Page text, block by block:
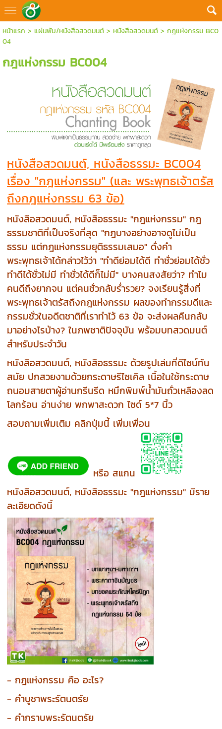
หน้าแรก > แผ่นพับ/หนังสือสวดมนต์> หนังสือสวดมนต์> กฎแห่งกรรม BC0
04
กฎแห่งกรรม BC004
หนังสือสวดมนต์, หนังสือธรรมะ BC004
เรื่อง "กฎแห่งกรรม" (และ พระพุทธเจ้าตรัส
ถึงกฎแห่งกรรม 63 ข้อ)
หนังสือสวดมนต์, หนังสือธรรมะ "กฎแห่งกรรม" กฎ
ธรรมชาติที่เป็นจริงที่สุด "กฎบางอย่างอาจดูไม่เป็น
ธรรม แต่กฎแห่งกรรมยุติธรรมเสมอ" ดั่งคำ
พระพุทธเจ้าได้กล่าวไว้ว่า "ทำดีย่อมได้ดี ทำชั่วย่อมได้ชั่ว
ทำดีได้ชั่วไม่มี ทำชั่วได้ดีก็ไม่มี" บางคนสงสัยว่า? ทำไม
คนดีถึงยากจน แต่คนชั่วกลับร่ำรวย? จงเรียนรู้สิ่งที่
พระพุทธเจ้าตรัสถึงกฎแห่งกรรม ผลของทำกรรมดีและ
กรรมชั่วในอดีตชาติที่เราทำไว้ 63 ข้อ จะส่งผลคืนกลับ
มาอย่างไรบ้าง? ในภพชาติปัจจุบัน พร้อมบทสวดมนต์
สำหรับประจำวัน
หนังสือสวดมนต์, หนังสือธรรมะ ด้วยรูปเล่มที่ดีไซน์ทัน
สมัย ปกสวยงามด้วยกระดาษรีไซเคิล เนื้อในใช้กระดาษ
ถนอมสายตาผู้อ่านกรีนรีด หมึกพิมพ์น้ำมันถั่วเหลืองลด
โลกร้อน อ่านง่าย พกพาสะดวก ไซด์ 5*7 นิ้ว
สอบถามเพิ่มเติม คลิกปุ่มนี้ เพิ่มเพื่อน
หรือ สแกน
หนังสือสวดมนต์, หนังสือธรรมะ "กฎแห่งกรรม" มีราย
ละเอียดดังนี้
- กฎแห่งกรรม คือ อะไร?
- คำบูชาพระรัตนตรัย
- คำกราบพระรัตนตรัย